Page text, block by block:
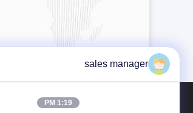
sales manager
1:19 PM